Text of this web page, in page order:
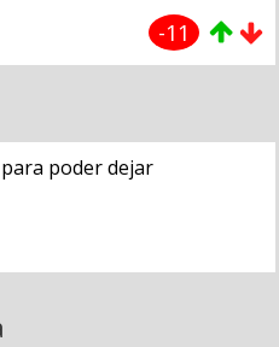
-11
poder dejar